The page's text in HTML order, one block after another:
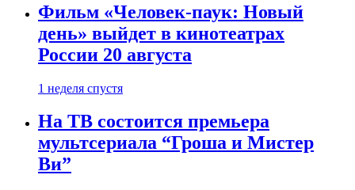
Фильм «Человек-паук: Новый
день» выйдет в кинотеатрах
России 20 августа
1 неделя спустя
На ТВ состоится премьера
мультсериала “Гроша и Мистер
Ви”